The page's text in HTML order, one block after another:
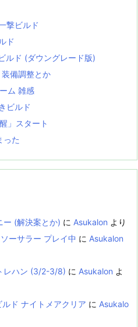
撃ビルド
ド
ルド (ダウングレード版)
備調整とか
ム 雑感
ビルド
」スタート
った
ー (解決案とか) に Asukalon より
ーサラー プレイ中 に Asukalon
レハン (3/2-3/8) に Asukalon よ
ド ナイトメアクリア に Asukalo